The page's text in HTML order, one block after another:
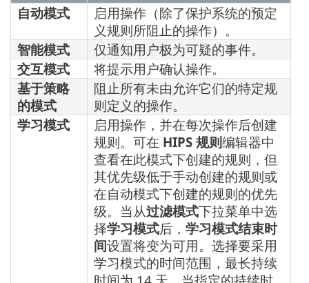
自动模式
启用操作（除了保护系统的预定
义规则所阻止的操作）。
智能模式
仅通知用户极为可疑的事件。
交互模式
将提示用户确认操作。
基于策略
的模式
阻止所有未由允许它们的特定规
则定义的操作。
学习模式
启用操作，并在每次操作后创建
规则。可在 HIPS 规则编辑器中
查看在此模式下创建的规则，但
其优先级低于手动创建的规则或
在自动模式下创建的规则的优先
级。当从过滤模式下拉菜单中选
择学习模式后， 学习模式结束时
间设置将变为可用。选择要采用
学习模式的时间范围，最长持续